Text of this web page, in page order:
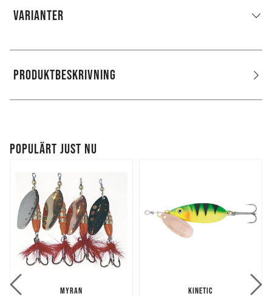
VARIANTER
PRODUKTBESKRIVNING
POPULÄRT JUST NU
MYRAN KINETIC